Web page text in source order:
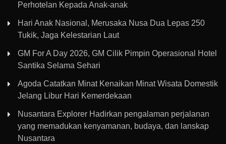
Perhotelan Kepada Anak-anak
Hari Anak Nasional, Merusaka Nusa Dua Lepas 250
Tukik, Jaga Kelestarian Laut
GM For A Day 2026, GM Cilik Pimpin Operasional Hotel
Santika Selama Sehari
Agoda Catatkan Minat Kenaikan Minat Wisata Domestik
Jelang Libur Hari Kemerdekaan
Nusantara Explorer Hadirkan pengalaman perjalanan
yang memadukan kenyamanan, budaya, dan lanskap
Nusantara